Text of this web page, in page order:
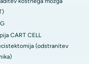
CART CELL
(odstranitev